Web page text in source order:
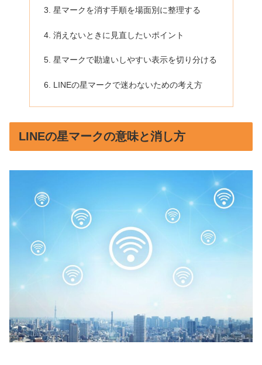
星マークを消す手順を場面別に整理する
消えないときに見直したいポイント
星マークで勘違いしやすい表示を切り分ける
LINEの星マークで迷わないための考え方
LINEの星マークの意味と消し方